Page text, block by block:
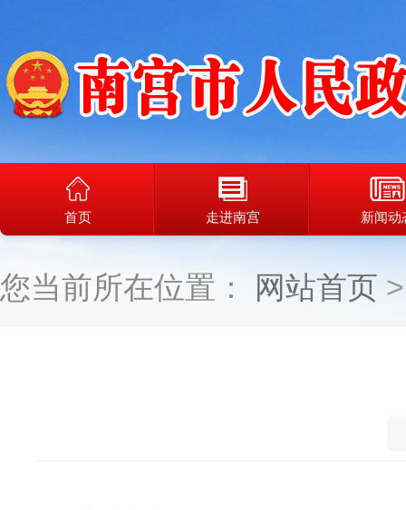
首页 走进南宫 新闻动
您当前所在位置： 网站首页